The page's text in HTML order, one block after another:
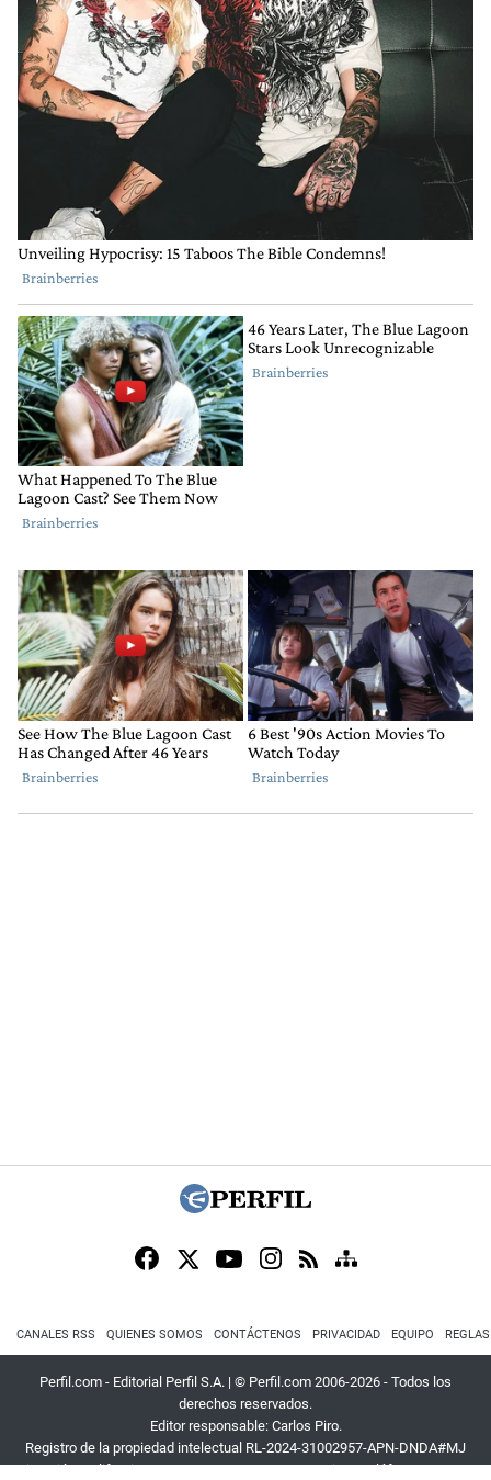
CANALES RSS QUIENES SOMOS CONTÁCTENOS PRIVACIDAD EQUIPO
Perfil.com - Editorial Perfil S.A. | © Perfil.com 2006-2026 - Todos los
derechos reservados.
Editor responsable: Carlos Piro.
Registro de la propiedad intelectual RL-2024-31002957-APN-DNDA#MJ
Dirección:California 2715,C1289ABI,CABA, Argentina| Teléfono:+54 9 11